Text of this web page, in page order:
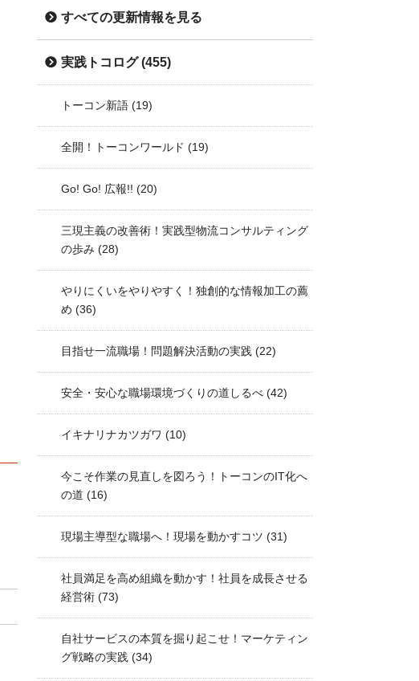
すべての更新情報を見る
実践トコログ(455)
トーコン新語 (19)
全開！トーコンワールド (19)
Go! Go! 広報!! (20)
三現主義の改善術！実践型物流コンサルティング
の歩み (28)
やりにくいをやりやすく！独創的な情報加工の薦
め (36)
目指せ一流職場！問題解決活動の実践 (22)
安全・安心な職場環境づくりの道しるべ (42)
イキナリナカツガワ (10)
今こそ作業の見直しを図ろう！トーコンのIT化へ
の道 (16)
現場主導型な職場へ！現場を動かすコツ (31)
社員満足を高め組織を動かす！社員を成長させる
経営術 (73)
自社サービスの本質を掘り起こせ！マーケティン
グ戦略の実践 (34)